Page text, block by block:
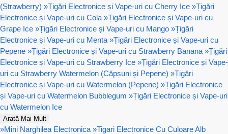
(Strawberry) »Țigări Electronice și Vape-uri cu Cherry Ice »Țigări
Electronice și Vape-uri cu Cola »Țigări Electronice și Vape-uri cu
Grape Ice »Țigări Electronice și Vape-uri cu Mango »Țigări
Electronice și Vape-uri cu Menta »Țigări Electronice și Vape-uri cu
Pepene »Țigări Electronice și Vape-uri cu Strawberry Banana »Țigări
Electronice și Vape-uri cu Strawberry Ice »Țigări Electronice și Vape-
uri cu Strawberry Watermelon (Căpșuni și Pepene) »Țigări
Electronice și Vape-uri cu Watermelon (Pepene) »Țigări Electronice
și Vape-uri cu Watermelon Bubblegum »Țigări Electronice și Vape-uri
cu Watermelon Ice
Arată Mai Mult
»Mini Narghilea Electronica »Tigari Electronice Cu Culoare Alb